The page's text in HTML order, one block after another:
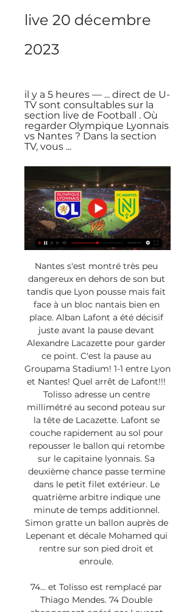
live 20 décembre
2023
il y a 5 heures — ... direct de U-
TV sont consultables sur la
section live de Football . Où
regarder Olympique Lyonnais
vs Nantes ? Dans la section
TV, vous ...
Nantes s'est montré très peu
dangereux en dehors de son but
tandis que Lyon pousse mais fait
face à un bloc nantais bien en
place. Alban Lafont a été décisif
juste avant la pause devant
Alexandre Lacazette pour garder
ce point. C'est la pause au
Groupama Stadium! 1-1 entre Lyon
et Nantes! Quel arrêt de Lafont!!!
Tolisso adresse un centre
millimétré au second poteau sur
la tête de Lacazette. Lafont se
couche rapidement au sol pour
repousser le ballon qui retombe
sur le capitaine lyonnais. Sa
deuxième chance passe termine
dans le petit filet extérieur. Le
quatrième arbitre indique une
minute de temps additionnel.
Simon gratte un ballon auprès de
Lepenant et décale Mohamed qui
rentre sur son pied droit et
enroule.
74... et Tolisso est remplacé par
Thiago Mendes. 74 Double